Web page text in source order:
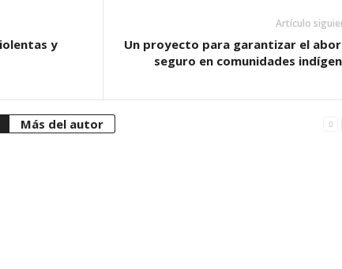
y
Artículo
Un proyecto para garantizar el
seguro en comunidades
Más del autor